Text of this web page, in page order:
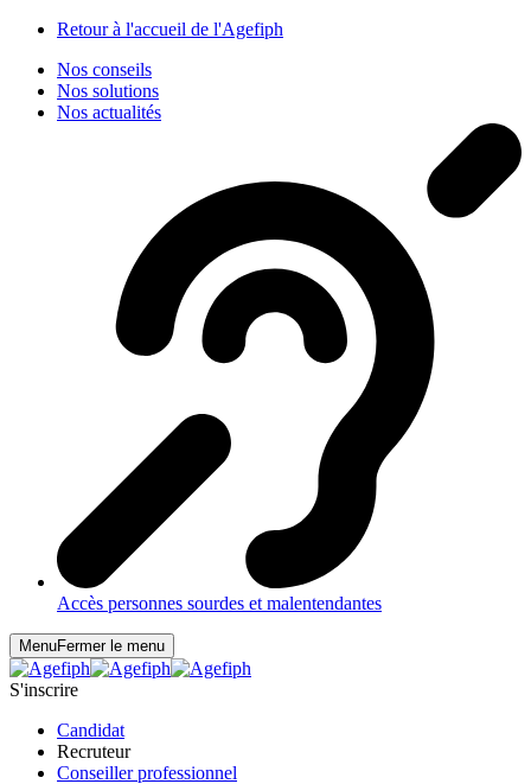
Retour à l'accueil de l'Agefiph
Nos conseils
Nos solutions
Nos actualités
Accès personnes sourdes et malentendantes
MenuFermer le menu
S'inscrire
Candidat
Recruteur
Conseiller professionnel